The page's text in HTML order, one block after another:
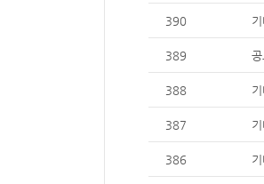
390
389
388
387
386